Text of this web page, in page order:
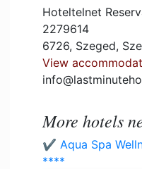
Hoteltelnet
2279614
6726, Szeged,
View
More hotels
✔️ Aqua Spa
****